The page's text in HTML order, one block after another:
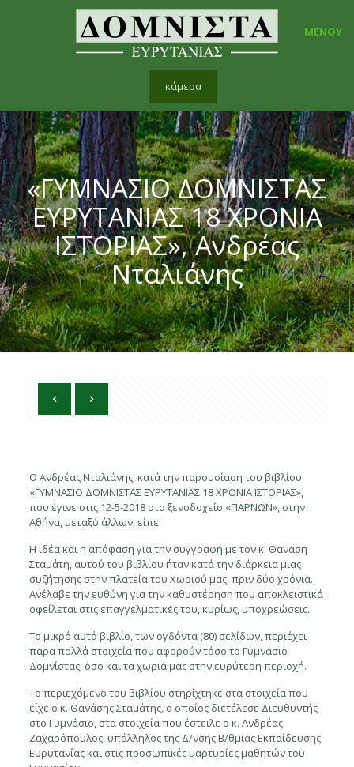
ΜΕΝΟΥ
κάμερα
«ΓΥΜΝΑΣΙΟ ΔΟΜΝΙΣΤΑΣ
ΕΥΡΥΤΑΝΙΑΣ 18 ΧΡΟΝΙΑ
ΙΣΤΟΡΙΑΣ», Ανδρέας
Νταλιάνης
Ο Ανδρέας Νταλιάνης, κατά την παρουσίαση του βιβλίου
«ΓΥΜΝΑΣΙΟ ΔΟΜΝΙΣΤΑΣ ΕΥΡΥΤΑΝΙΑΣ 18 ΧΡΟΝΙΑ ΙΣΤΟΡΙΑΣ»,
που έγινε στις 12-5-2018 στο ξενοδοχείο «ΠΑΡΝΩΝ», στην
Αθήνα, μεταξύ άλλων, είπε:
Η ιδέα και η απόφαση για την συγγραφή με τον κ. Θανάση
Σταμάτη, αυτού του βιβλίου ήταν κατά την διάρκεια μιας
συζήτησης στην πλατεία του Χωριού μας, πριν δύο χρόνια.
Ανέλαβε την ευθύνη για την καθυστέρηση που αποκλειστικά
οφείλεται στις επαγγελματικές του, κυρίως, υποχρεώσεις.
Το μικρό αυτό βιβλίο, των ογδόντα (80) σελίδων, περιέχει
πάρα πολλά στοιχεία που αφορούν τόσο το Γυμνάσιο
Δομνίστας, όσο και τα χωριά μας στην ευρύτερη περιοχή.
Το περιεχόμενο του βιβλίου στηρίχτηκε στα στοιχεία που
είχε ο κ. Θανάσης Σταμάτης, ο οποίος διετέλεσε Διευθυντής
στο Γυμνάσιο, στα στοιχεία που έστειλε ο κ. Ανδρέας
Ζαχαρόπουλος, υπάλληλος της Δ/νσης Β/θμιας Εκπαίδευσης
Ευρυτανίας και στις προσωπικές μαρτυρίες μαθητών του